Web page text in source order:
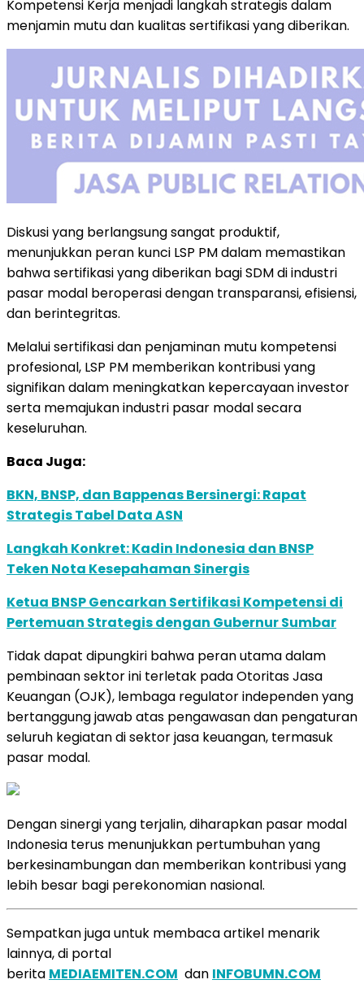
Kompetensi Kerja menjadi langkah strategis dalam
menjamin mutu dan kualitas sertifikasi yang diberikan.
Diskusi yang berlangsung sangat produktif,
menunjukkan peran kunci LSP PM dalam memastikan
bahwa sertifikasi yang diberikan bagi SDM di industri
pasar modal beroperasi dengan transparansi, efisiensi,
dan berintegritas.
Melalui sertifikasi dan penjaminan mutu kompetensi
profesional, LSP PM memberikan kontribusi yang
signifikan dalam meningkatkan kepercayaan investor
serta memajukan industri pasar modal secara
keseluruhan.
Baca Juga:
BKN, BNSP, dan Bappenas Bersinergi: Rapat
Strategis Tabel Data ASN
Langkah Konkret: Kadin Indonesia dan BNSP
Teken Nota Kesepahaman Sinergis
Ketua BNSP Gencarkan Sertifikasi Kompetensi di
Pertemuan Strategis dengan Gubernur Sumbar
Tidak dapat dipungkiri bahwa peran utama dalam
pembinaan sektor ini terletak pada Otoritas Jasa
Keuangan (OJK), lembaga regulator independen yang
bertanggung jawab atas pengawasan dan pengaturan
seluruh kegiatan di sektor jasa keuangan, termasuk
pasar modal.
Dengan sinergi yang terjalin, diharapkan pasar modal
Indonesia terus menunjukkan pertumbuhan yang
berkesinambungan dan memberikan kontribusi yang
lebih besar bagi perekonomian nasional.
Sempatkan juga untuk membaca artikel menarik
lainnya, di portal
berita MEDIAEMITEN.COM dan INFOBUMN.COM